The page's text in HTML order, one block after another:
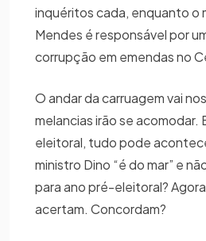
inquéritos cada, enquanto o
Mendes é responsável por
corrupção em emendas no
O andar da carruagem vai
melancias irão se acomodar.
eleitoral, tudo pode
ministro Dino “é do mar” e
para ano pré-eleitoral?
acertam. Concordam?